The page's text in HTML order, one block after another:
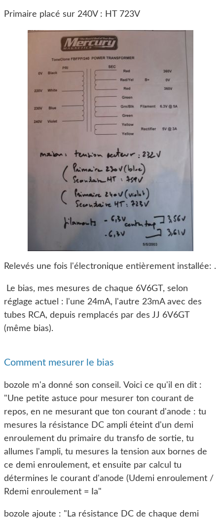
Primaire placé sur 240V : HT 723V
Relevés une fois l'électronique entièrement installée: .
Le bias, mes mesures de chaque 6V6GT, selon
réglage actuel : l'une 24mA, l'autre 23mA avec des
tubes RCA, depuis remplacés par des JJ 6V6GT
(même bias).
Comment mesurer le bias
bozole m'a donné son conseil. Voici ce qu'il en dit :
"Une petite astuce pour mesurer ton courant de
repos, en ne mesurant que ton courant d'anode : tu
mesures la résistance DC ampli éteint d'un demi
enroulement du primaire du transfo de sortie, tu
allumes l'ampli, tu mesures la tension aux bornes de
ce demi enroulement, et ensuite par calcul tu
détermines le courant d'anode (Udemi enroulement /
Rdemi enroulement = Ia"
bozole ajoute : "La résistance DC de chaque demi